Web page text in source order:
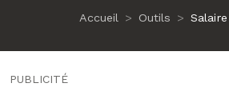
Accueil Outils
PUBLICITÉ